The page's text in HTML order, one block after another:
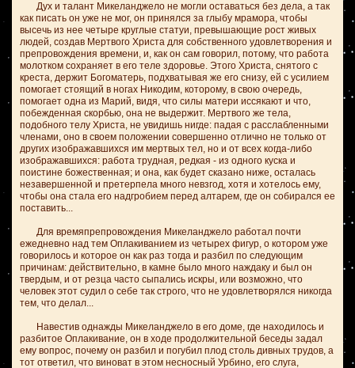
Дух и талант Микеланджело не могли оставаться без дела, а так
как писать он уже не мог, он принялся за глыбу мрамора, чтобы
высечь из нее четыре круглые статуи, превышающие рост живых
людей, создав Мертвого Христа для собственного удовлетворения и
препровождения времени, и, как он сам говорил, потому, что работа
молотком сохраняет в его теле здоровье. Этого Христа, снятого с
креста, держит Богоматерь, подхватывая же его снизу, ей с усилием
помогает стоящий в ногах Никодим, которому, в свою очередь,
помогает одна из Марий, видя, что силы матери иссякают и что,
побежденная скорбью, она не выдержит. Мертвого же тела,
подобного телу Христа, не увидишь нигде: падая с расслабленными
членами, оно в своем положении совершенно отлично не только от
других изображавшихся им мертвых тел, но и от всех когда-либо
изображавшихся: работа трудная, редкая - из одного куска и
поистине божественная; и она, как будет сказано ниже, осталась
незавершенной и претерпела много невзгод, хотя и хотелось ему,
чтобы она стала его надгробием перед алтарем, где он собирался ее
поставить...
Для времяпрепровождения Микеланджело работал почти
ежедневно над тем Оплакиванием из четырех фигур, о котором уже
говорилось и которое он как раз тогда и разбил по следующим
причинам: действительно, в камне было много наждаку и был он
твердым, и от резца часто сыпались искры, или возможно, что
человек этот судил о себе так строго, что не удовлетворялся никогда
тем, что делал...
Навестив однажды Микеланджело в его доме, где находилось и
разбитое Оплакивание, он в ходе продолжительной беседы задал
ему вопрос, почему он разбил и погубил плод столь дивных трудов, а
тот ответил, что виноват в этом несносный Урбино, его слуга,